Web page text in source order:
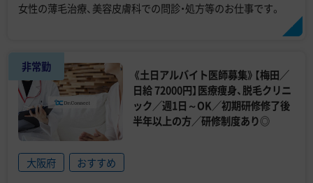
女性の薄毛治療、美容皮膚科での問診・処方等のお仕事です。
非常勤
《土日アルバイト医師募集》【梅田／
日給 72000円】医療痩身、脱毛クリニ
ック／週1日～OK／初期研修修了後
半年以上の方／研修制度あり◎
大阪府 おすすめ